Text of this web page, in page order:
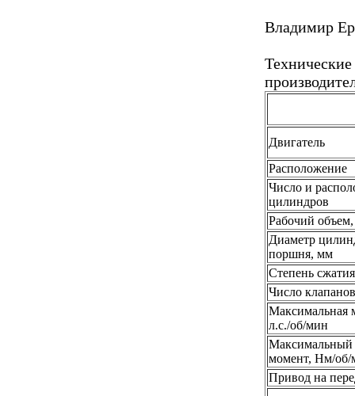
Владимир
Двигатель
Расположение
Число и
цилиндров
Рабочий
Диаметр
поршня, мм
Степень сжатия
Число клапанов
Максимальная
л.с./об/мин
Максимальный
момент, Нм/об/
Привод на